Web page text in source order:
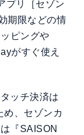
プリ［セゾン
期限などの情
ピングや
がすぐ使え
ッチ決済は
め、セゾンカ
『SAISON